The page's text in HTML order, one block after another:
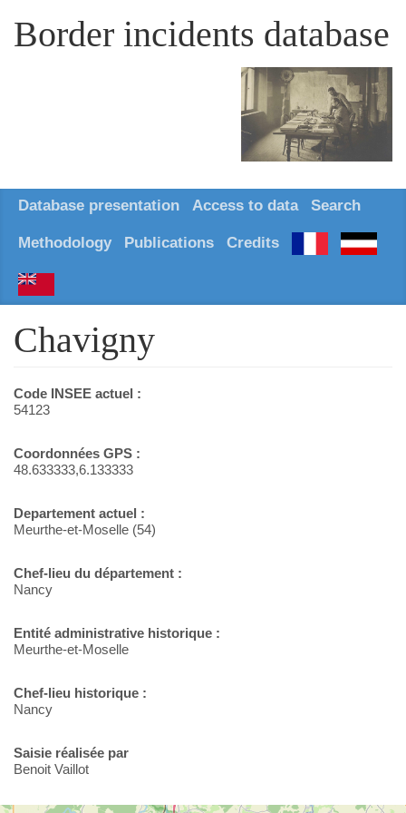
Border incidents database
Database presentation Access to data Search
Methodology Publications Credits
Chavigny
Code INSEE actuel :
54123
Coordonnées GPS :
48.633333,6.133333
Departement actuel :
Meurthe-et-Moselle (54)
Chef-lieu du département :
Nancy
Entité administrative historique :
Meurthe-et-Moselle
Chef-lieu historique :
Nancy
Saisie réalisée par
Benoit Vaillot